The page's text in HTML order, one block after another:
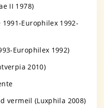
II 1978)
Europhilex 1992-
Europhilex 1992)
2010)
vermeil (Luxphila 2008)